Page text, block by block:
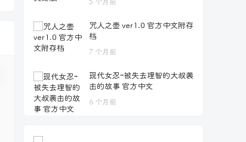
5 个月前
咒人之壶 ver1.0 官方中文附存
档
7 个月前
现代女忍~被失去理智的大叔袭
击的故事 官方中文
6 个月前